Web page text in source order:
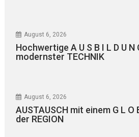
August 6, 2026
Hochwertige A U S B I L D U N
modernster TECHNIK
August 6, 2026
AUSTAUSCH mit einem G L O
der REGION